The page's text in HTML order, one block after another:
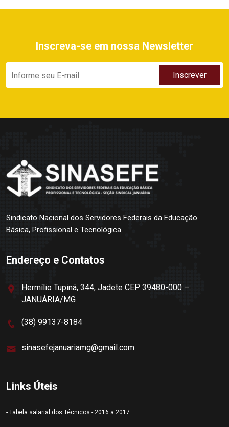
Inscreva-se em nossa Newsletter
Sindicato Nacional dos Servidores Federais da Educação
Básica, Profissional e Tecnológica
Endereço e Contatos
Hermílio Tupiná, 344, Jadete CEP 39480-000 –
JANUÁRIA/MG
(38) 99137-8184
sinasefejanuariamg@gmail.com
Links Úteis
- Tabela salarial dos Técnicos - 2016 a 2017